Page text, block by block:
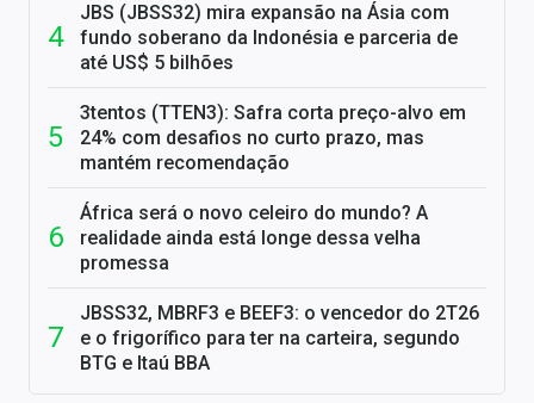
JBS (JBSS32) mira expansão na Ásia com
fundo soberano da Indonésia e parceria de
até US$ 5 bilhões
3tentos (TTEN3): Safra corta preço-alvo em
24% com desafios no curto prazo, mas
mantém recomendação
África será o novo celeiro do mundo? A
realidade ainda está longe dessa velha
promessa
JBSS32, MBRF3 e BEEF3: o vencedor do 2T26
e o frigorífico para ter na carteira, segundo
BTG e Itaú BBA